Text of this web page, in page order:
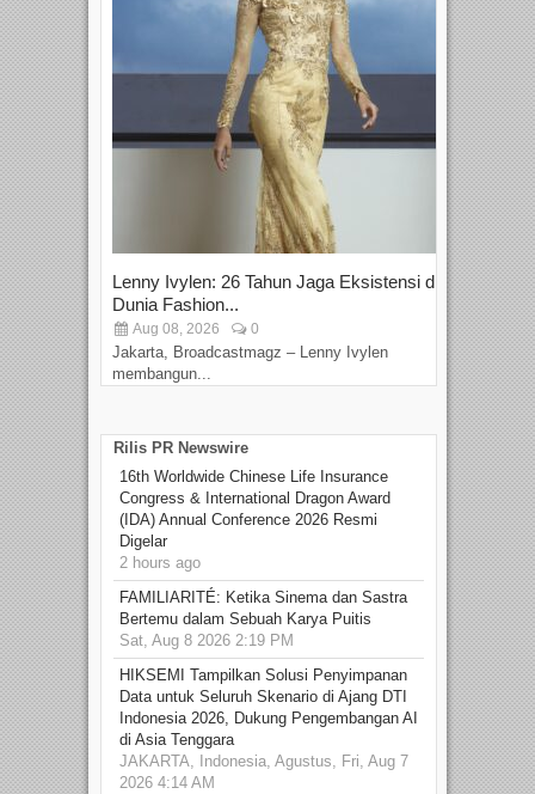
Lenny Ivylen: 26 Tahun Jaga Eksistensi di
Dunia Fashion...
Aug 08, 2026 0
Jakarta, Broadcastmagz – Lenny Ivylen
membangun...
Rilis PR Newswire
16th Worldwide Chinese Life Insurance
Congress & International Dragon Award
(IDA) Annual Conference 2026 Resmi
Digelar
2 hours ago
FAMILIARITÉ: Ketika Sinema dan Sastra
Bertemu dalam Sebuah Karya Puitis
Sat, Aug 8 2026 2:19 PM
HIKSEMI Tampilkan Solusi Penyimpanan
Data untuk Seluruh Skenario di Ajang DTI
Indonesia 2026, Dukung Pengembangan AI
di Asia Tenggara
JAKARTA, Indonesia, Agustus, Fri, Aug 7
2026 4:14 AM